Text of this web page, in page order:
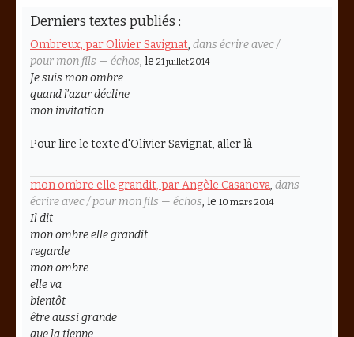
Derniers textes publiés :
Ombreux, par Olivier Savignat, dans écrire avec /
pour mon fils — échos, le 21 juillet 2014
Je suis mon ombre
quand l’azur décline
mon invitation
Pour lire le texte d'Olivier Savignat, aller là
mon ombre elle grandit, par Angèle Casanova, dans
écrire avec / pour mon fils — échos, le 10 mars 2014
Il dit
mon ombre elle grandit
regarde
mon ombre
elle va
bientôt
être aussi grande
que la tienne